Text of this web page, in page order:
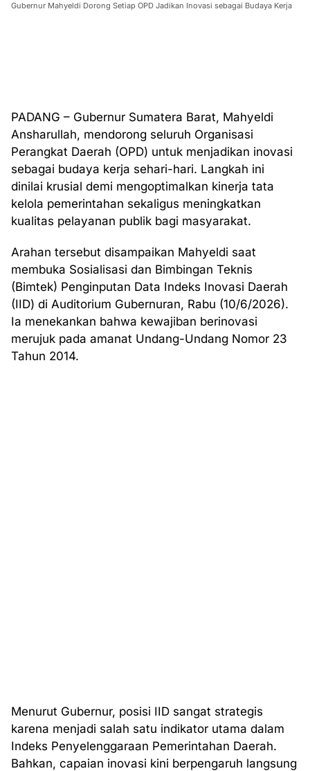
Gubernur Mahyeldi Dorong Setiap OPD Jadikan Inovasi sebagai Budaya Kerja
PADANG – Gubernur Sumatera Barat, Mahyeldi
Ansharullah, mendorong seluruh Organisasi
Perangkat Daerah (OPD) untuk menjadikan inovasi
sebagai budaya kerja sehari-hari. Langkah ini
dinilai krusial demi mengoptimalkan kinerja tata
kelola pemerintahan sekaligus meningkatkan
kualitas pelayanan publik bagi masyarakat.
Arahan tersebut disampaikan Mahyeldi saat
membuka Sosialisasi dan Bimbingan Teknis
(Bimtek) Penginputan Data Indeks Inovasi Daerah
(IID) di Auditorium Gubernuran, Rabu (10/6/2026).
Ia menekankan bahwa kewajiban berinovasi
merujuk pada amanat Undang-Undang Nomor 23
Tahun 2014.
Menurut Gubernur, posisi IID sangat strategis
karena menjadi salah satu indikator utama dalam
Indeks Penyelenggaraan Pemerintahan Daerah.
Bahkan, capaian inovasi kini berpengaruh langsung